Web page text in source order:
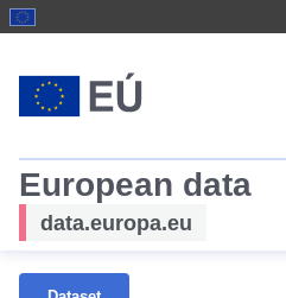
European data
data.europa.eu